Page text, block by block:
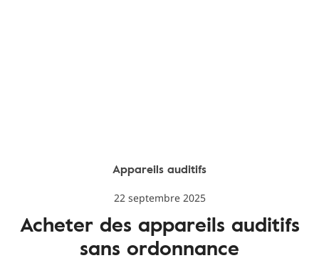
Appareils auditifs
22 septembre 2025
Acheter des appareils auditifs
sans ordonnance